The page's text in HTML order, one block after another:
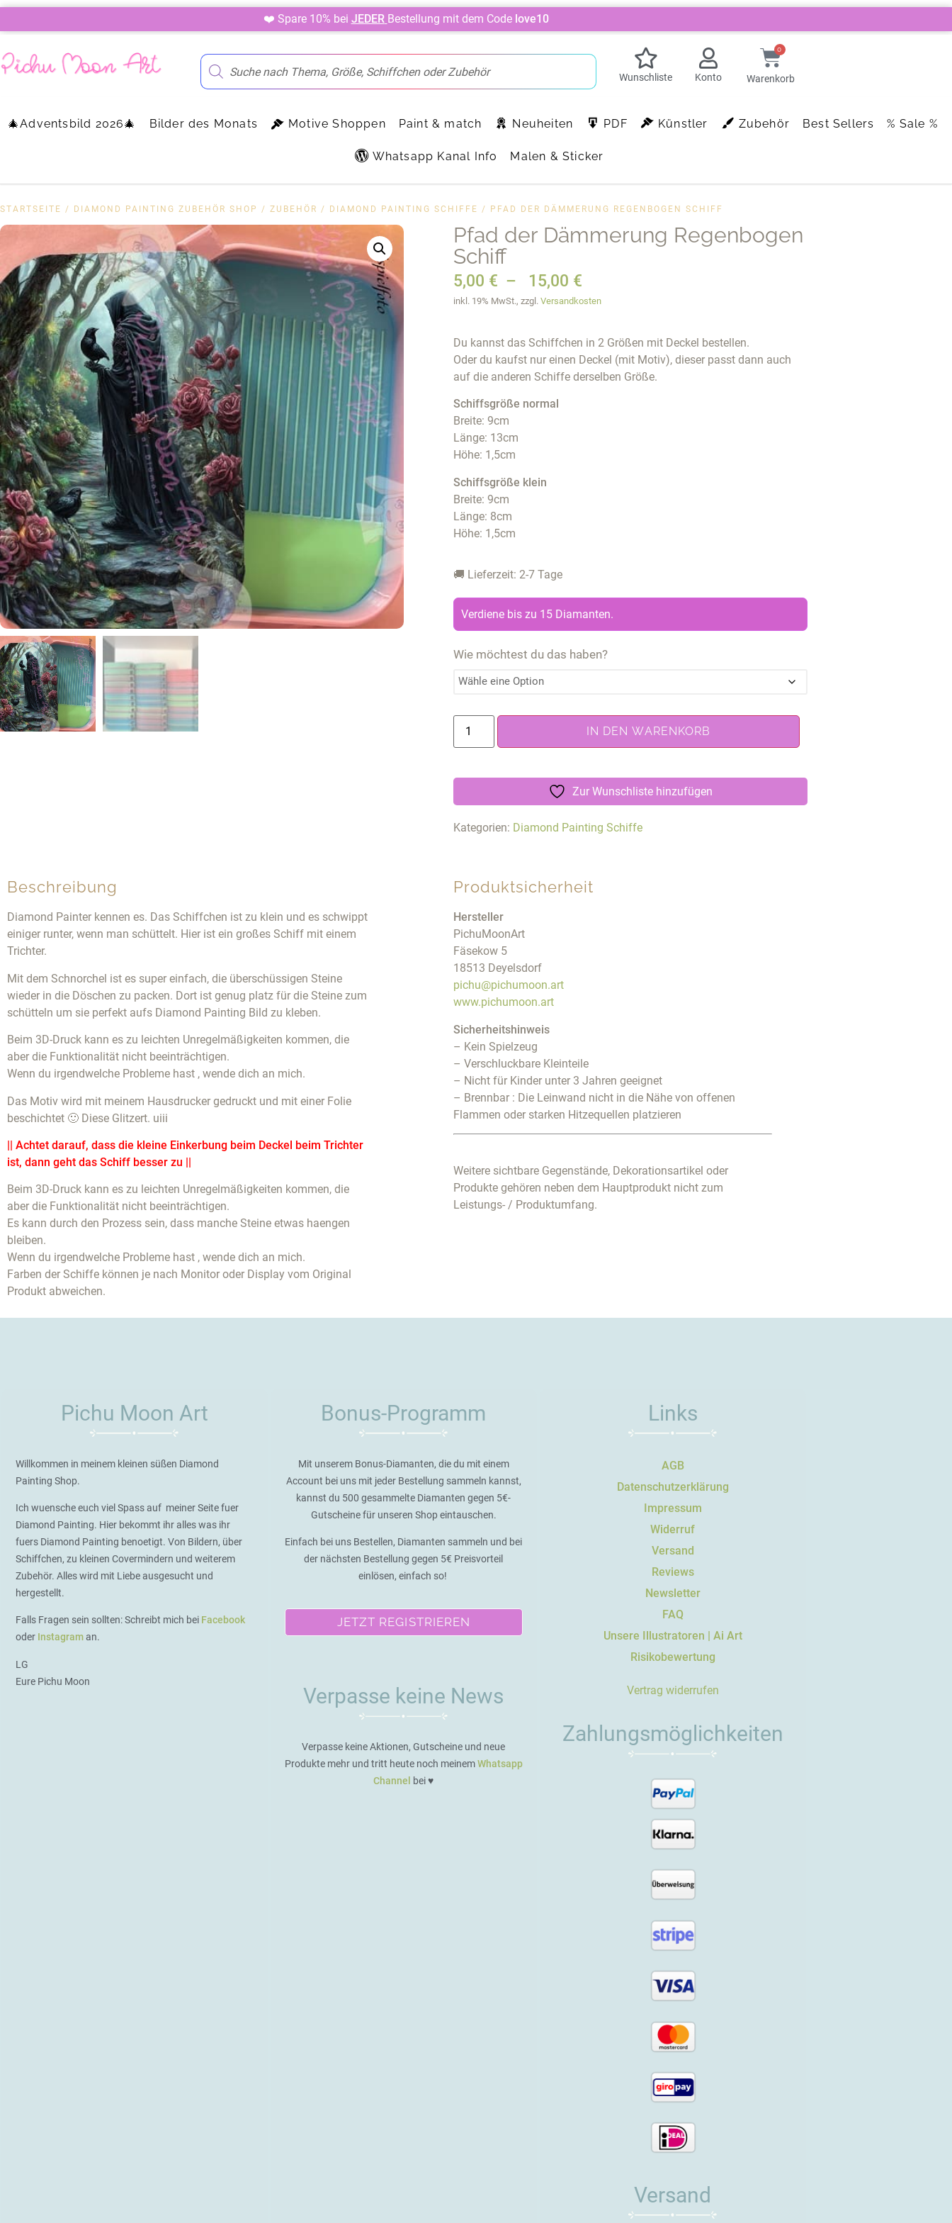
❤️ Spare 10% bei JEDER Bestellung mit dem Code love10
Wunschliste Konto
0
Warenkorb
🎄Adventsbild 2026🎄 Bilder des Monats Motive Shoppen Paint & match Neuheiten PDF Künstler Zubehör Best Sellers % Sale %
Whatsapp Kanal Info Malen & Sticker
STARTSEITE / DIAMOND PAINTING ZUBEHÖR SHOP / ZUBEHÖR / DIAMOND PAINTING SCHIFFE / PFAD DER DÄMMERUNG REGENBOGEN SCHIFF
Pfad der Dämmerung Regenbogen
Schiff
5,00 € – 15,00 €
inkl. 19% MwSt., zzgl. Versandkosten
Du kannst das Schiffchen in 2 Größen mit Deckel bestellen.
Oder du kaufst nur einen Deckel (mit Motiv), dieser passt dann auch
auf die anderen Schiffe derselben Größe.
Schiffsgröße normal
Breite: 9cm
Länge: 13cm
Höhe: 1,5cm
Schiffsgröße klein
Breite: 9cm
Länge: 8cm
Höhe: 1,5cm
🚚 Lieferzeit: 2-7 Tage
Verdiene bis zu 15 Diamanten.
Wie möchtest du das haben?
IN DEN WARENKORB
Zur Wunschliste hinzufügen
Kategorien: Diamond Painting Schiffe
Beschreibung
Diamond Painter kennen es. Das Schiffchen ist zu klein und es schwippt
einiger runter, wenn man schüttelt. Hier ist ein großes Schiff mit einem
Trichter.
Mit dem Schnorchel ist es super einfach, die überschüssigen Steine
wieder in die Döschen zu packen. Dort ist genug platz für die Steine zum
schütteln um sie perfekt aufs Diamond Painting Bild zu kleben.
Beim 3D-Druck kann es zu leichten Unregelmäßigkeiten kommen, die
aber die Funktionalität nicht beeinträchtigen.
Wenn du irgendwelche Probleme hast , wende dich an mich.
Das Motiv wird mit meinem Hausdrucker gedruckt und mit einer Folie
beschichtet 🙂 Diese Glitzert. uiii
|| Achtet darauf, dass die kleine Einkerbung beim Deckel beim Trichter
ist, dann geht das Schiff besser zu ||
Beim 3D-Druck kann es zu leichten Unregelmäßigkeiten kommen, die
aber die Funktionalität nicht beeinträchtigen.
Es kann durch den Prozess sein, dass manche Steine etwas haengen
bleiben.
Wenn du irgendwelche Probleme hast , wende dich an mich.
Farben der Schiffe können je nach Monitor oder Display vom Original
Produkt abweichen.
Produktsicherheit
Hersteller
PichuMoonArt
Fäsekow 5
18513 Deyelsdorf
pichu@pichumoon.art
www.pichumoon.art
Sicherheitshinweis
– Kein Spielzeug
– Verschluckbare Kleinteile
– Nicht für Kinder unter 3 Jahren geeignet
– Brennbar : Die Leinwand nicht in die Nähe von offenen
Flammen oder starken Hitzequellen platzieren
Weitere sichtbare Gegenstände, Dekorationsartikel oder
Produkte gehören neben dem Hauptprodukt nicht zum
Leistungs- / Produktumfang.
Pichu Moon Art
Willkommen in meinem kleinen süßen Diamond
Painting Shop.
Ich wuensche euch viel Spass auf meiner Seite fuer
Diamond Painting. Hier bekommt ihr alles was ihr
fuers Diamond Painting benoetigt. Von Bildern, über
Schiffchen, zu kleinen Covermindern und weiterem
Zubehör. Alles wird mit Liebe ausgesucht und
hergestellt.
Falls Fragen sein sollten: Schreibt mich bei Facebook
oder Instagraman.
LG
Eure Pichu Moon
Bonus-Programm
Mit unserem Bonus-Diamanten, die du mit einem
Account bei uns mit jeder Bestellung sammeln kannst,
kannst du 500 gesammelte Diamanten gegen 5€-
Gutscheine für unseren Shop eintauschen.
Einfach bei uns Bestellen, Diamanten sammeln und bei
der nächsten Bestellung gegen 5€ Preisvorteil
einlösen, einfach so!
JETZT REGISTRIEREN
Verpasse keine News
Verpasse keine Aktionen, Gutscheine und neue
Produkte mehr und tritt heute noch meinemWhatsapp
Channel
bei ♥️
Links
AGB
Datenschutzerklärung
Impressum
Widerruf
Versand
Reviews
Newsletter
FAQ
Unsere Illustratoren | Ai Art
Risikobewertung
Vertrag widerrufen
Zahlungsmöglichkeiten
Versand